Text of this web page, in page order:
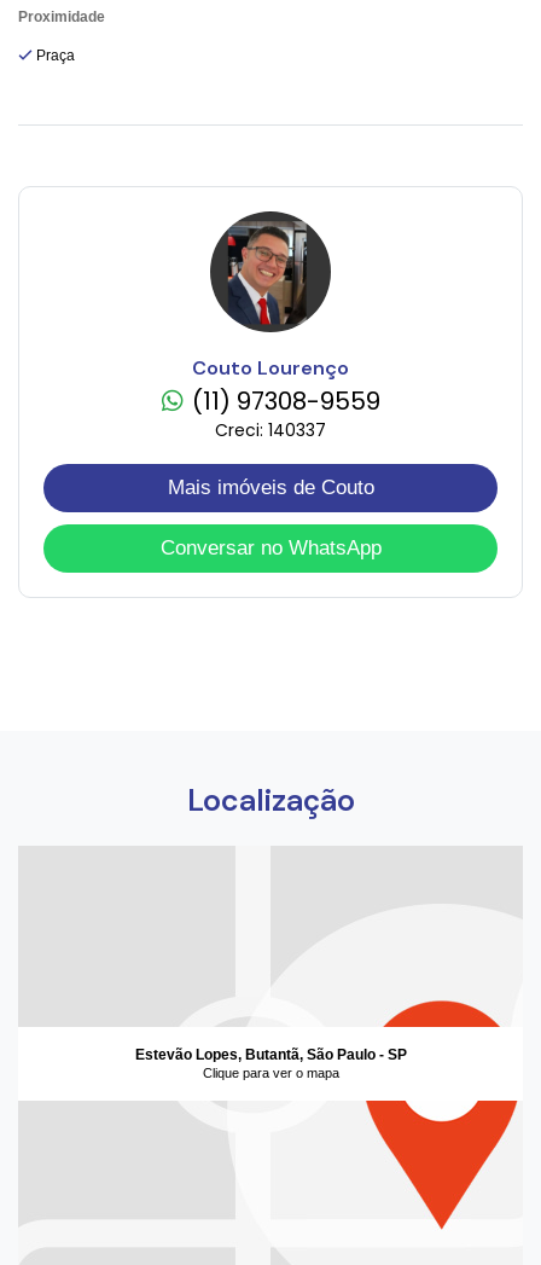
Proximidade
Praça
Couto Lourenço
(11) 97308-9559
Creci: 140337
Mais imóveis de Couto
Conversar no WhatsApp
Localização
Estevão Lopes, Butantã, São Paulo - SP
Clique para ver o mapa